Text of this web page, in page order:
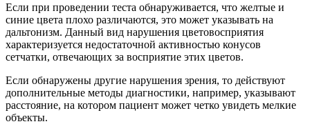
Если при проведении теста обнаруживается, что желтые и
синие цвета плохо различаются, это может указывать на
дальтонизм. Данный вид нарушения цветовосприятия
характеризуется недостаточной активностью конусов
сетчатки, отвечающих за восприятие этих цветов.
Если обнаружены другие нарушения зрения, то действуют
дополнительные методы диагностики, например, указывают
расстояние, на котором пациент может четко увидеть мелкие
объекты.